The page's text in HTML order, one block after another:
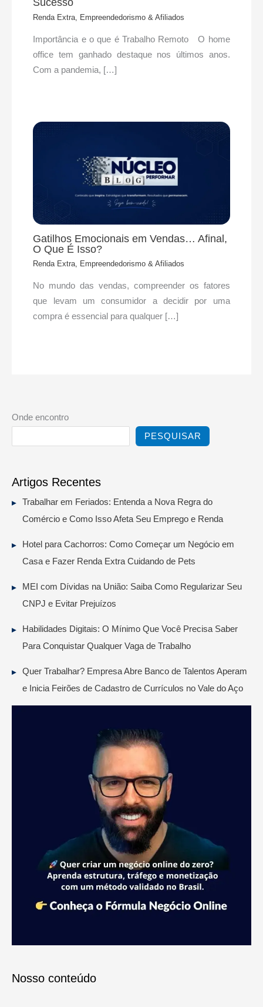
Renda Extra, Empreendedorismo & Afiliados
Importância e o que é Trabalho Remoto O home
office tem ganhado destaque nos últimos anos.
Com a pandemia, […]
Gatilhos Emocionais em Vendas… Afinal,
O Que É Isso?
Renda Extra, Empreendedorismo & Afiliados
No mundo das vendas, compreender os fatores
que levam um consumidor a decidir por uma
compra é essencial para qualquer […]
Onde encontro
PESQUISAR
Artigos Recentes
Trabalhar em Feriados: Entenda a Nova Regra do
Comércio e Como Isso Afeta Seu Emprego e Renda
Hotel para Cachorros: Como Começar um Negócio em
Casa e Fazer Renda Extra Cuidando de Pets
MEI com Dívidas na União: Saiba Como Regularizar Seu
CNPJ e Evitar Prejuízos
Habilidades Digitais: O Mínimo Que Você Precisa Saber
Para Conquistar Qualquer Vaga de Trabalho
Quer Trabalhar? Empresa Abre Banco de Talentos Aperam
e Inicia Feirões de Cadastro de Currículos no Vale do Aço
Nosso conteúdo